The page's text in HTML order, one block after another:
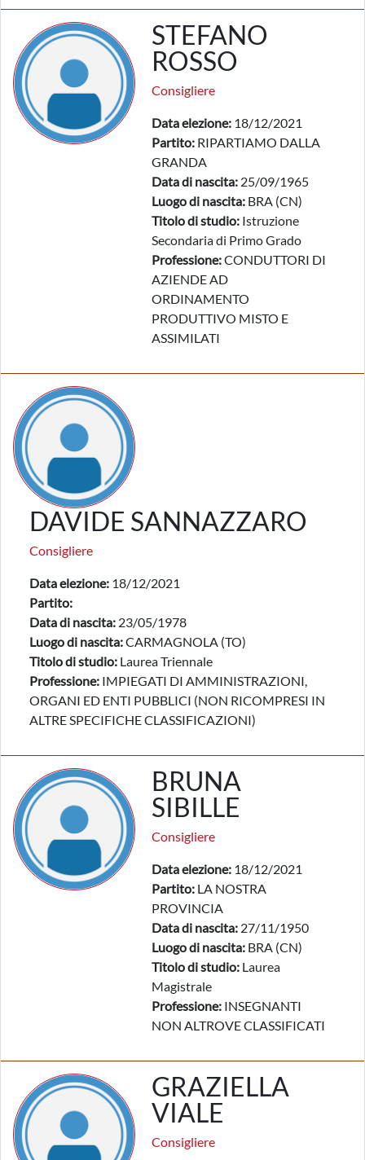
STEFANO
ROSSO
Consigliere
Data elezione: 18/12/2021
Partito: RIPARTIAMO DALLA
GRANDA
Data di nascita: 25/09/1965
Luogo di nascita: BRA (CN)
Titolo di studio: Istruzione
Secondaria di Primo Grado
Professione:CONDUTTORI DI
AZIENDE AD
ORDINAMENTO
PRODUTTIVO MISTO E
ASSIMILATI
DAVIDE SANNAZZARO
Consigliere
Data elezione: 18/12/2021
Partito:
Data di nascita: 23/05/1978
Luogo di nascita:CARMAGNOLA (TO)
Titolo di studio: Laurea Triennale
Professione: IMPIEGATI DI AMMINISTRAZIONI,
ORGANI ED ENTI PUBBLICI (NON RICOMPRESI IN
ALTRE SPECIFICHE CLASSIFICAZIONI)
BRUNA
SIBILLE
Consigliere
Data elezione: 18/12/2021
Partito: LA NOSTRA
PROVINCIA
Data di nascita: 27/11/1950
Luogo di nascita: BRA (CN)
Titolo di studio: Laurea
Magistrale
Professione: INSEGNANTI
NON ALTROVE CLASSIFICATI
GRAZIELLA
VIALE
Consigliere